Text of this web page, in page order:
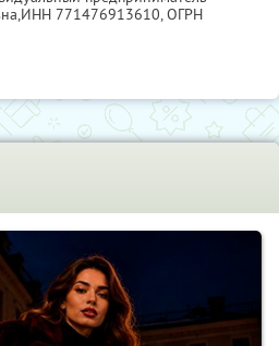
ИНН 771476913610, ОГРН